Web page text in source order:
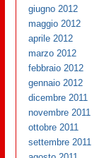
giugno 2012
maggio 2012
aprile 2012
marzo 2012
febbraio 2012
gennaio 2012
dicembre 2011
novembre 2011
ottobre 2011
settembre 2011